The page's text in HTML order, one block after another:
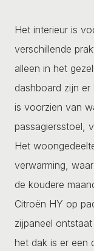
Het interieur is
verschillende
alleen in het
dashboard zijn
is voorzien van
passagiersstoel,
Het
verwarming,
de koudere
Citroën HY op
zijpaneel
het dak is er een